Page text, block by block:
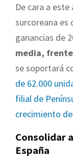
De cara a
surcoreana es
ganancias de
media,
se soportará
de 62.000
filial de
crecimiento
Consolidar
España